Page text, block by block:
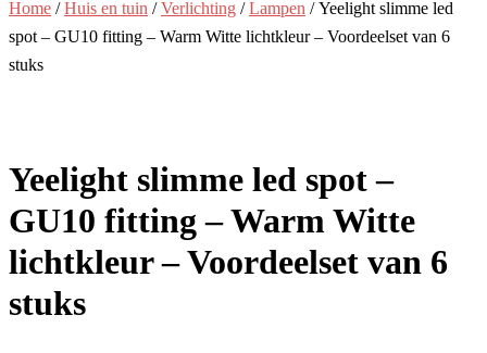
Home /Huis en tuin /Verlichting /Lampen / Yeelight slimme led
spot – GU10 fitting – Warm Witte lichtkleur – Voordeelset van 6
stuks
Yeelight slimme led spot –
GU10 fitting – Warm Witte
lichtkleur – Voordeelset van 6
stuks